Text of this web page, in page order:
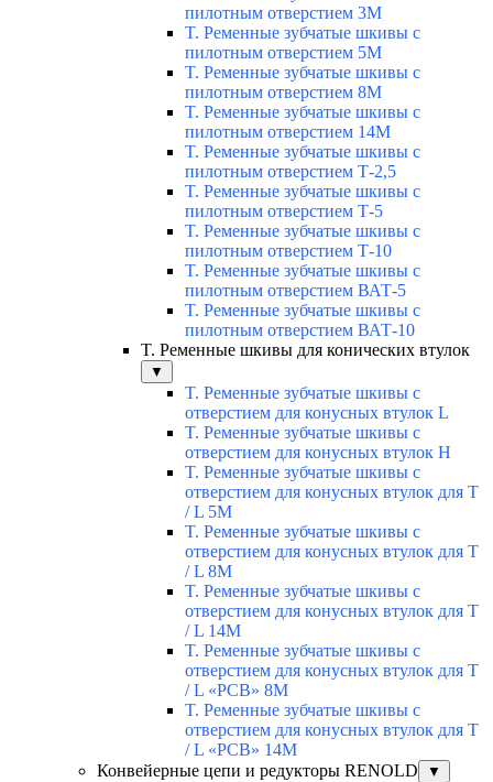
пилотным отверстием 3М
T. Ременные зубчатые шкивы с
пилотным отверстием 5М
T. Ременные зубчатые шкивы с
пилотным отверстием 8М
T. Ременные зубчатые шкивы с
пилотным отверстием 14М
T. Ременные зубчатые шкивы с
пилотным отверстием Т-2,5
T. Ременные зубчатые шкивы с
пилотным отверстием Т-5
T. Ременные зубчатые шкивы с
пилотным отверстием Т-10
T. Ременные зубчатые шкивы с
пилотным отверстием ВАТ-5
T. Ременные зубчатые шкивы с
пилотным отверстием ВАТ-10
T. Ременные шкивы для конических втулок
▼
T. Ременные зубчатые шкивы с
отверстием для конусных втулок L
T. Ременные зубчатые шкивы с
отверстием для конусных втулок Н
T. Ременные зубчатые шкивы с
отверстием для конусных втулок для T
/ L 5М
T. Ременные зубчатые шкивы с
отверстием для конусных втулок для T
/ L 8М
T. Ременные зубчатые шкивы с
отверстием для конусных втулок для T
/ L 14М
T. Ременные зубчатые шкивы с
отверстием для конусных втулок для T
/ L «РСВ» 8М
T. Ременные зубчатые шкивы с
отверстием для конусных втулок для T
/ L «РСВ» 14М
Конвейерные цепи и редукторы RENOLD
▼